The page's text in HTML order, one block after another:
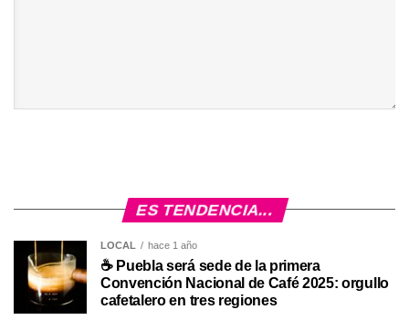
ES TENDENCIA...
LOCAL hace 1 año
☕ Puebla será sede de la primera
Convención Nacional de Café 2025: orgullo
cafetalero en tres regiones